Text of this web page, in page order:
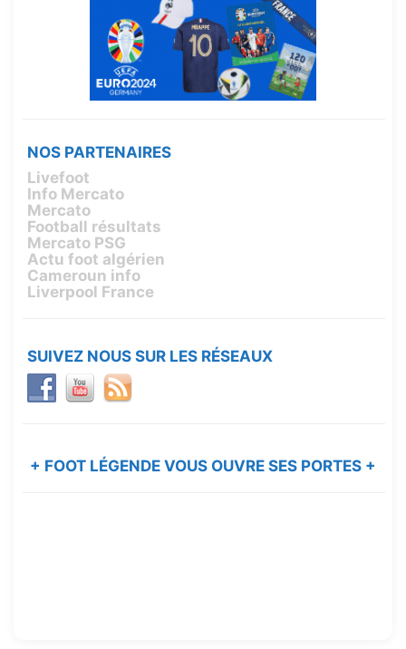
NOS PARTENAIRES
Livefoot
Info Mercato
Mercato
Football résultats
Mercato PSG
Actu foot algérien
Cameroun info
Liverpool France
SUIVEZ NOUS SUR LES RÉSEAUX
+ FOOT LÉGENDE VOUS OUVRE SES PORTES +